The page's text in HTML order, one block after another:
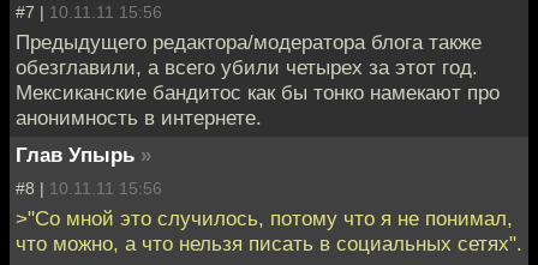
#7 | 10.11.11 15:56
Предыдущего редактора/модератора блога также
обезглавили, а всего убили четырех за этот год.
Мексиканские бандитос как бы тонко намекают про
анонимность в интернете.
Глав Упырь »
#8 | 10.11.11 15:56
>"Со мной это случилось, потому что я не понимал,
что можно, а что нельзя писать в социальных сетях".